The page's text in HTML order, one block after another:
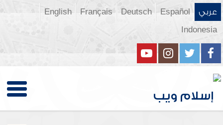
عربي Español
Deutsch
Français
English
Indonesia